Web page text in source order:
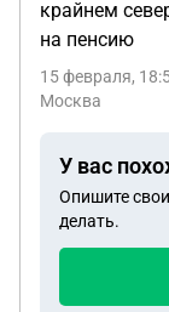
крайнем
на пенсию
15 февраля,
Москва
У вас
Опишите
делать.